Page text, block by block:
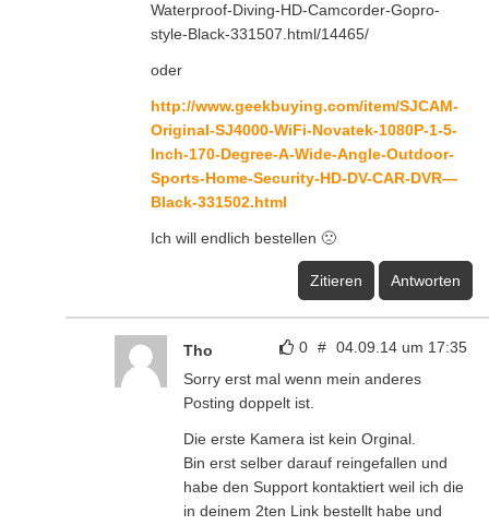
Waterproof-Diving-HD-Camcorder-Gopro-
style-Black-331507.html/14465/
oder
http://www.geekbuying.com/item/SJCAM-
Original-SJ4000-WiFi-Novatek-1080P-1-5-
Inch-170-Degree-A-Wide-Angle-Outdoor-
Sports-Home-Security-HD-DV-CAR-DVR—
Black-331502.html
Ich will endlich bestellen 🙁
Zitieren Antworten
0 # 04.09.14 um 17:35
Tho
Sorry erst mal wenn mein anderes
Posting doppelt ist.
Die erste Kamera ist kein Orginal.
Bin erst selber darauf reingefallen und
habe den Support kontaktiert weil ich die
in deinem 2ten Link bestellt habe und